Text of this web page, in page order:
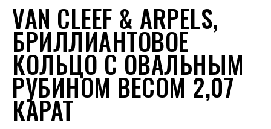
VAN CLEEF & ARPELS,
БРИЛЛИАНТОВОЕ
КОЛЬЦО С ОВАЛЬНЫМ
РУБИНОМ ВЕСОМ 2,07
КАРАТ